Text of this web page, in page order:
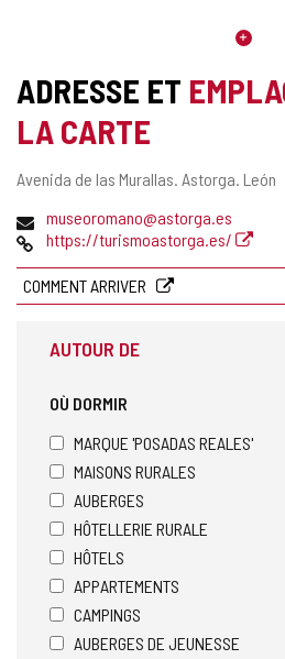
ADRESSE ET
LA CARTE
Adresse
Avenida de las Murallas. Astorga. León
Adresse
de
électronique
museoromano@astorga.es
Pagehttps://turismoastorga.es/
COMMENT ARRIVER
AUTOUR DE
OÙ DORMIR
MARQUE 'POSADAS REALES'
MAISONS RURALES
AUBERGES
HÔTELLERIE RURALE
HÔTELS
APPARTEMENTS
CAMPINGS
AUBERGES DE JEUNESSE